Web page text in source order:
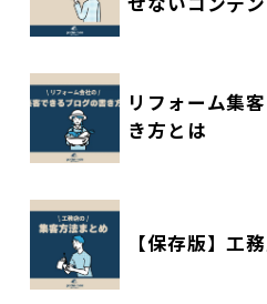
リフォーム集
き方とは
【保存版】工